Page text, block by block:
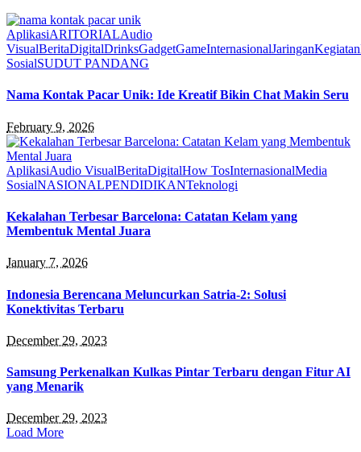
AplikasiARITORIALAudio
VisualBeritaDigitalDrinksGadgetGameInternasionalJaringanKegiatan
SosialSUDUT PANDANG
Nama Kontak Pacar Unik: Ide Kreatif Bikin Chat Makin Seru
February 9, 2026
AplikasiAudio VisualBeritaDigitalHow TosInternasionalMedia
SosialNASIONALPENDIDIKANTeknologi
Kekalahan Terbesar Barcelona: Catatan Kelam yang
Membentuk Mental Juara
January 7, 2026
Indonesia Berencana Meluncurkan Satria-2: Solusi
Konektivitas Terbaru
December 29, 2023
Samsung Perkenalkan Kulkas Pintar Terbaru dengan Fitur AI
yang Menarik
December 29, 2023
Load More